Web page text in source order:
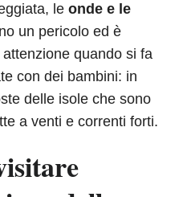
le onde e le
un pericolo ed è
quando si fa
con dei bambini: in
delle isole che sono
a venti e correnti forti.